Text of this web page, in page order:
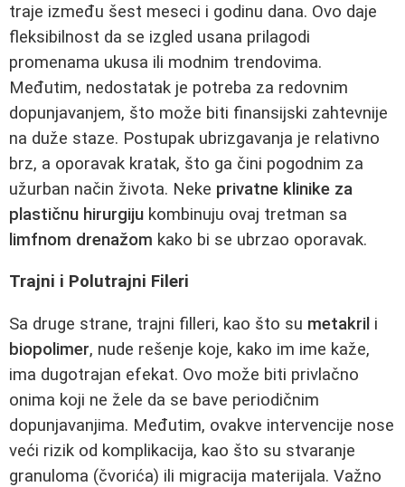
traje između šest meseci i godinu dana. Ovo daje
fleksibilnost da se izgled usana prilagodi
promenama ukusa ili modnim trendovima.
Međutim, nedostatak je potreba za redovnim
dopunjavanjem, što može biti finansijski zahtevnije
na duže staze. Postupak ubrizgavanja je relativno
brz, a oporavak kratak, što ga čini pogodnim za
užurban način života. Neke privatne klinike za
plastičnu hirurgiju kombinuju ovaj tretman sa
limfnom drenažom kako bi se ubrzao oporavak.
Trajni i Polutrajni Fileri
Sa druge strane, trajni filleri, kao što su metakril i
biopolimer, nude rešenje koje, kako im ime kaže,
ima dugotrajan efekat. Ovo može biti privlačno
onima koji ne žele da se bave periodičnim
dopunjavanjima. Međutim, ovakve intervencije nose
veći rizik od komplikacija, kao što su stvaranje
granuloma (čvorića) ili migracija materijala. Važno